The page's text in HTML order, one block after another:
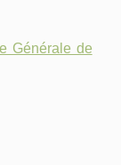
Générale de